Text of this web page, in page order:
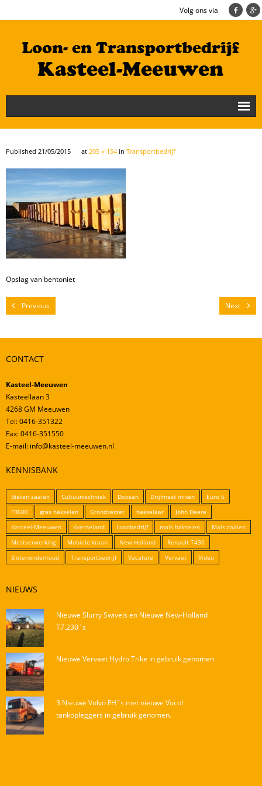
Volg ons via
Nieuws
Loonbedrijf
Transportbedrijf
Cultuurtechniek/Grondwerk
Geschiedenis
Te koop
Published 21/05/2015 at 205 × 154 in Transportbedrijf
Opslag van bentoniet
Previous Next
CONTACT
Kasteel-Meeuwen
Kasteellaan 3
4268 GM Meeuwen
Tel: 0416-351322
Fax: 0416-351550
E-mail: info@kasteel-meeuwen.nl
KENNISBANK
Bieten zaaien Cultuurtechniek Doosan Drijfmest mixen
Euro 6
FR600
gras hakselen Grondverzet hakselaar
John Deere
Kasteel-Meeuwen
Kverneland Loonbedrijf mais hakselen
Mais zaaien
Mestverwerking
Mobiele kraan New-Holland
Renault T430
Slotenonderhoud
Transportbedrijf Vacature Vervaet Video
NIEUWS
Nieuwe Slurry Swivels en Nieuwe New-Holland
T7.230`s
Nieuwe Vervaet Hydro Trike in gebruik genomen
3 Nieuwe Volvo FH`s met nieuwe Vocol
tankopleggers in gebruik genomen.